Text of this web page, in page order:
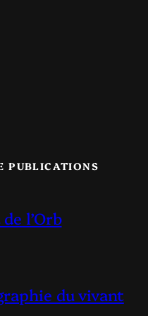
PUBLICATIONS
l’Orb
du vivant